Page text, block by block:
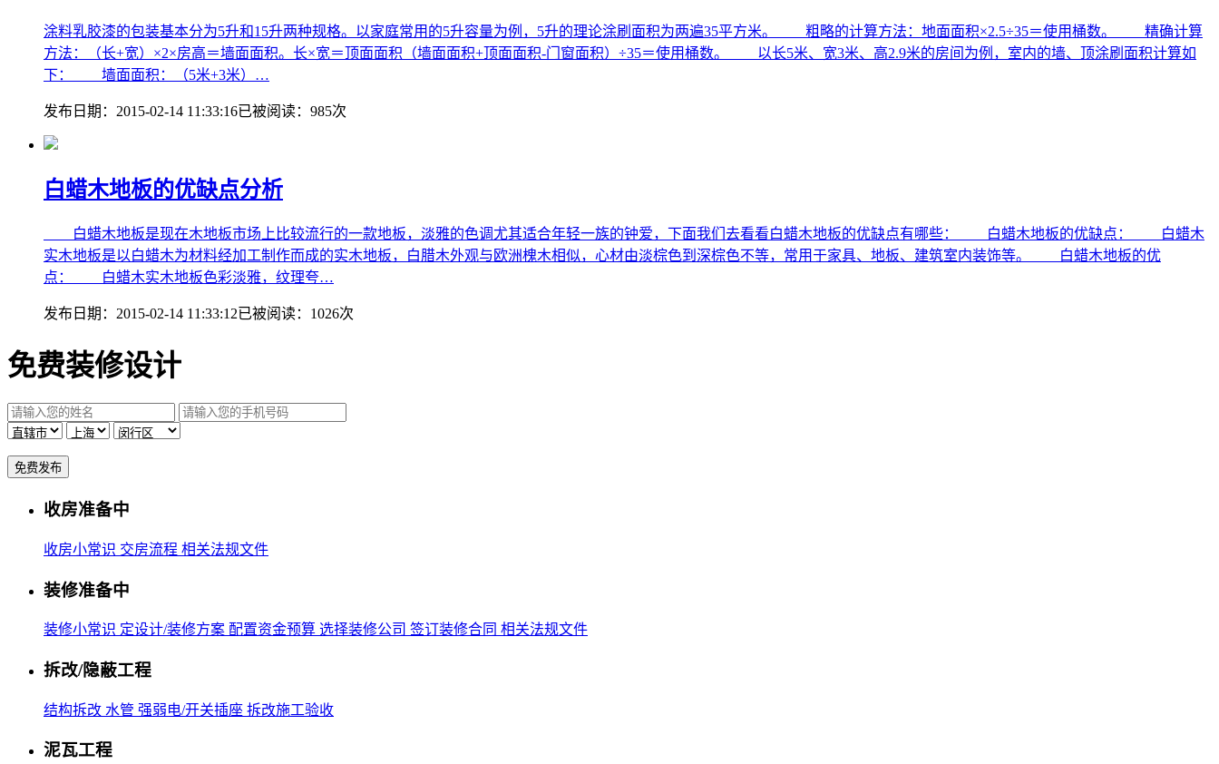
涂料乳胶漆的包装基本分为5升和15升两种规格。以家庭常用的5升容量为例，5升的理论涂刷面积为两遍35平方米。 粗略的计算方法：地面面积×2.5÷35＝使用桶数。 精确计算
方法：（长+宽）×2×房高＝墙面面积。长×宽＝顶面面积（墙面面积+顶面面积-门窗面积）÷35＝使用桶数。 以长5米、宽3米、高2.9米的房间为例，室内的墙、顶涂刷面积计算如
下： 墙面面积：（5米+3米）…
发布日期： 2015-02-14 11:33:16已被阅读： 985次
白蜡木地板的优缺点分析
白蜡木地板是现在木地板市场上比较流行的一款地板，淡雅的色调尤其适合年轻一族的钟爱，下面我们去看看白蜡木地板的优缺点有哪些： 白蜡木地板的优缺点： 白蜡木
实木地板是以白蜡木为材料经加工制作而成的实木地板，白腊木外观与欧洲槐木相似，心材由淡棕色到深棕色不等，常用于家具、地板、建筑室内装饰等。 白蜡木地板的优
点： 白蜡木实木地板色彩淡雅，纹理夸…
发布日期： 2015-02-14 11:33:12已被阅读： 1026次
免费装修设计
收房准备中
收房小常识 交房流程 相关法规文件
装修准备中
装修小常识 定设计/装修方案 配置资金预算 选择装修公司 签订装修合同 相关法规文件
拆改/隐蔽工程
结构拆改 水管 强弱电/开关插座 拆改施工验收
泥瓦工程